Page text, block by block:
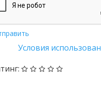
Условия